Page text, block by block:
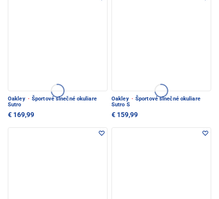
Oakley · Športové slnečné okuliare
Sutro
€ 169,99
Oakley · Športové slnečné okuliare
Sutro S
€ 159,99